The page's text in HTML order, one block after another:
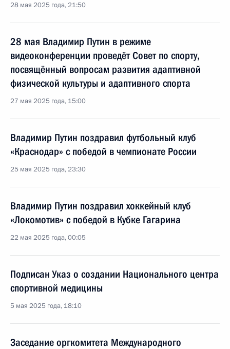
28 мая 2025 года, 21:50
28 мая Владимир Путин в режиме
видеоконференции проведёт Совет по спорту,
посвящённый вопросам развития адаптивной
физической культуры и адаптивного спорта
27 мая 2025 года, 15:00
Владимир Путин поздравил футбольный клуб
«Краснодар» с победой в чемпионате России
25 мая 2025 года, 23:30
Владимир Путин поздравил хоккейный клуб
«Локомотив» с победой в Кубке Гагарина
22 мая 2025 года, 00:05
Подписан Указ о создании Национального центра
спортивной медицины
5 мая 2025 года, 18:10
Заседание оргкомитета Международного